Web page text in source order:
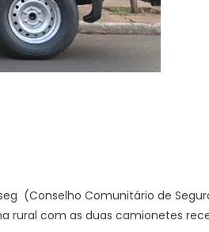
(Conselho Comunitário de
rural com as duas camionetes